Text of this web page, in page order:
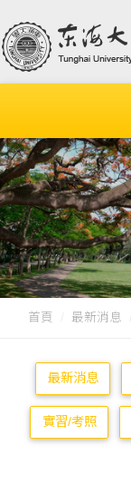
首頁 最新消息
最新消息
實習/考照